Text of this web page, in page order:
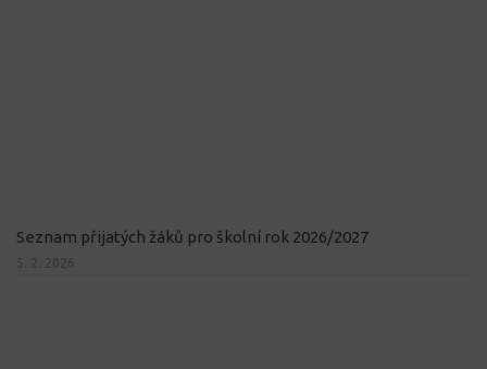
Seznam přijatých žáků pro školní rok 2026/2027
5. 2. 2026